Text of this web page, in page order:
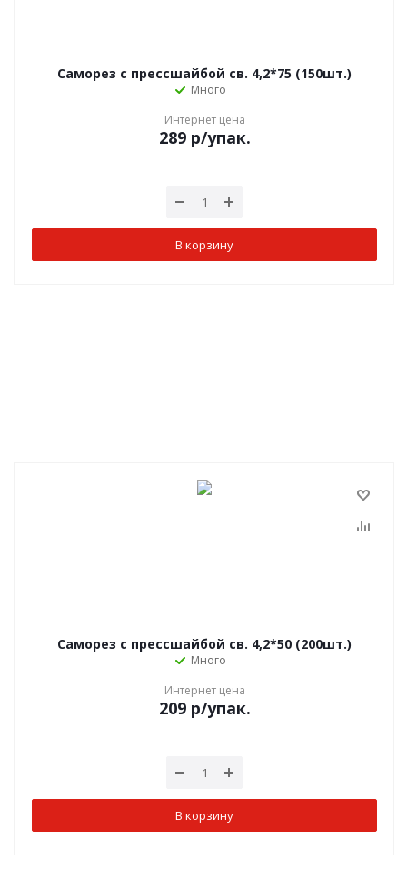
Саморез с прессшайбой св. 4,2*75 (150шт.)
Много
Интернет цена
289р/упак.
В корзину
Саморез с прессшайбой св. 4,2*50 (200шт.)
Много
Интернет цена
209р/упак.
В корзину